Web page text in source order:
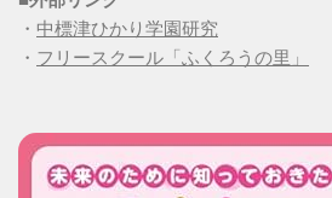
・ 中標津ひかり学園研究
・ フリースクール「ふくろうの里」